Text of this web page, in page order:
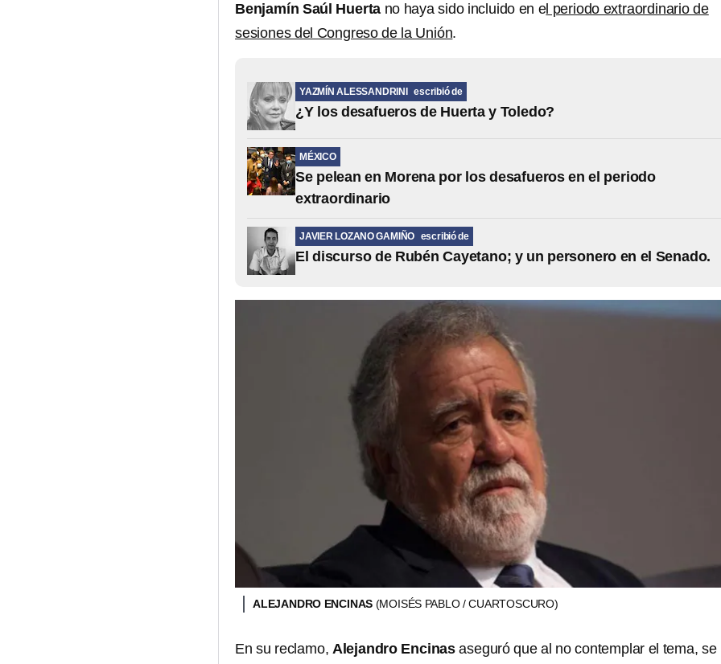
Benjamín Saúl Huerta no haya sido incluido en el periodo extraordinario de
sesiones del Congreso de la Unión.
YAZMÍN ALESSANDRINI escribió de
¿Y los desafueros de Huerta y Toledo?
MÉXICO
Se pelean en Morena por los desafueros en el periodo
extraordinario
JAVIER LOZANO GAMIÑO escribió de
El discurso de Rubén Cayetano; y un personero en el Senado.
ALEJANDRO ENCINAS (MOISÉS PABLO / CUARTOSCURO)
En su reclamo, Alejandro Encinas aseguró que al no contemplar el tema, se